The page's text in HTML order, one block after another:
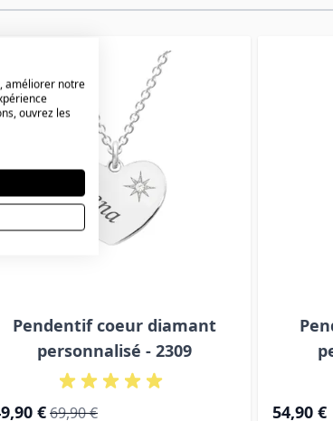
Pendentif coeur diamant
personnalisé - 2309
Spécial
€ Prix normal
69,90 € 54,90 €
améliorer notre
ouvrez les